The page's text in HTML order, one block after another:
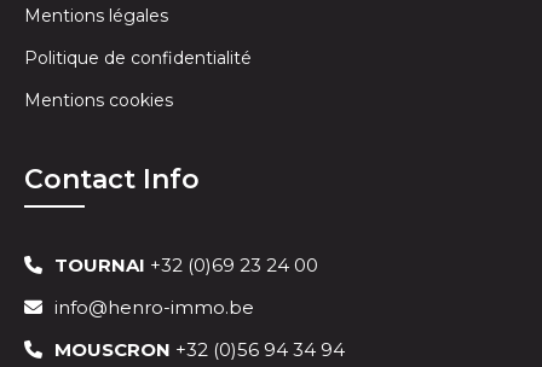
Mentions légales
Politique de confidentialité
Mentions cookies
Contact Info
TOURNAI +32 (0)69 23 24 00
info@henro-immo.be
MOUSCRON +32 (0)56 94 34 94